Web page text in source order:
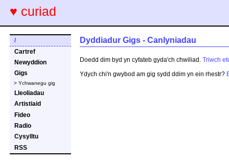
♥ curiad
/
Cartref
Newyddion
Gigs
> Ychwanegu gig
Lleoliadau
Artistiaid
Fideo
Radio
Cysylltu
RSS
Dyddiadur Gigs - Canlyniadau
Doedd dim byd yn cyfateb gyda'ch chwiliad. Triwch
Ydych chi'n gwybod am gig sydd ddim yn ein rhestr?